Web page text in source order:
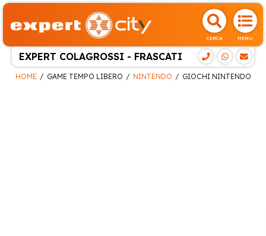
CERCA MENU
EXPERT COLAGROSSI - FRASCATI
HOME GAME TEMPO LIBERO NINTENDO GIOCHI NINTENDO